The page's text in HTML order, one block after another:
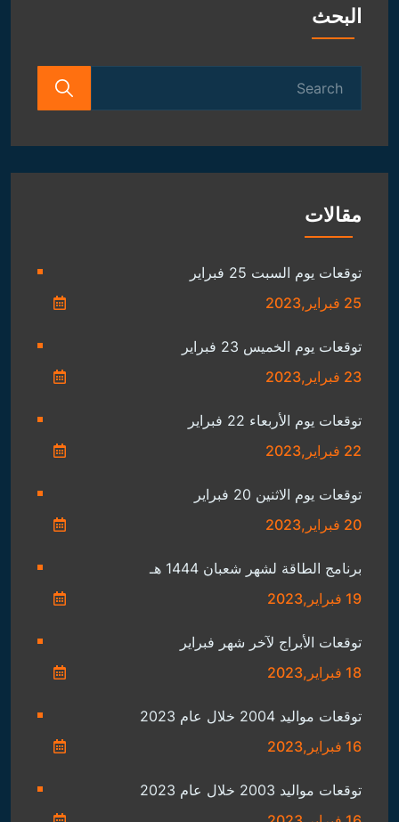
البحث
مقالات
توقعات يوم السبت 25 فبراير
25 فبراير,2023
توقعات يوم الخميس 23 فبراير
23 فبراير,2023
توقعات يوم الأربعاء 22 فبراير
22 فبراير,2023
توقعات يوم الاثنين 20 فبراير
20 فبراير,2023
برنامج الطاقة لشهر شعبان 1444 هـ
19 فبراير,2023
توقعات الأبراج لآخر شهر فبراير
18 فبراير,2023
توقعات مواليد 2004 خلال عام 2023
16 فبراير,2023
توقعات مواليد 2003 خلال عام 2023